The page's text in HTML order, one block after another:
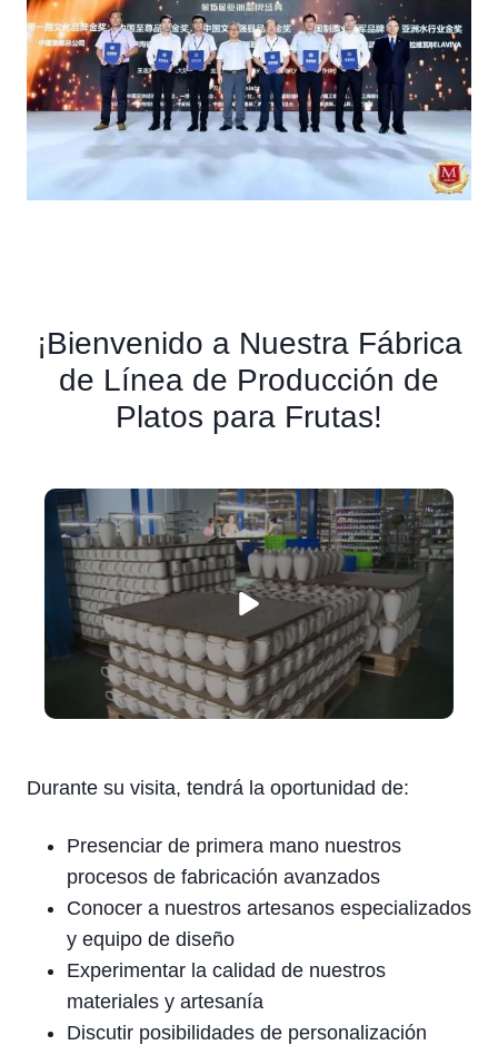
¡Bienvenido a Nuestra Fábrica
de Línea de Producción de
Platos para Frutas!
Durante su visita, tendrá la oportunidad de:
Presenciar de primera mano nuestros
procesos de fabricación avanzados
Conocer a nuestros artesanos especializados
y equipo de diseño
Experimentar la calidad de nuestros
materiales y artesanía
Discutir posibilidades de personalización